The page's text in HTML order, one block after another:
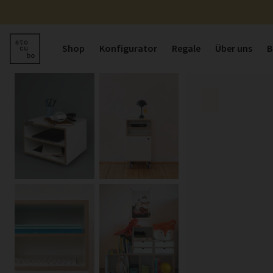
Shop Konfigurator Regale Über uns